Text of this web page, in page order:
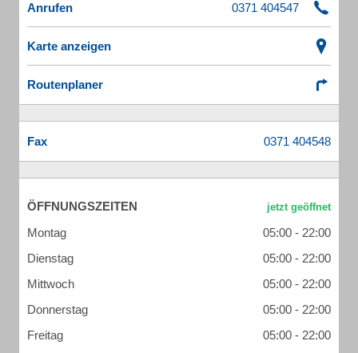
Anrufen
Karte anzeigen
Routenplaner
Fax
ÖFFNUNGSZEITEN
Montag
05:00 - 22:00
Dienstag
05:00 - 22:00
Mittwoch
05:00 - 22:00
Donnerstag
05:00 - 22:00
Freitag
05:00 - 22:00